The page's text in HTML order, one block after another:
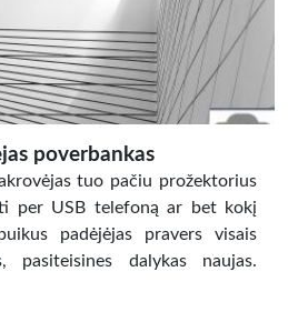
poverbankas
tuo pačiu prožektorius
per USB telefoną ar bet kokį
padėjėjas pravers visais
pasiteisines dalykas naujas.